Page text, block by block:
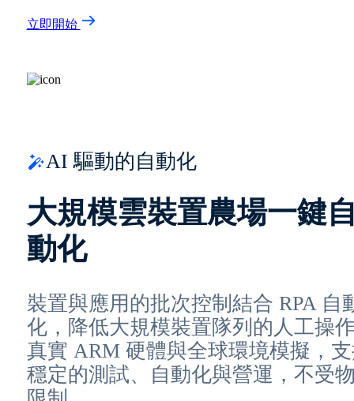
立即開始
AI 驅動的自動化
大規模雲裝置農場一鍵
動化
裝置與應用的批次控制結合 RPA 自
化，降低大規模裝置隊列的人工操
真實 ARM 硬體與全球環境模擬，
穩定的測試、自動化與營運，不受